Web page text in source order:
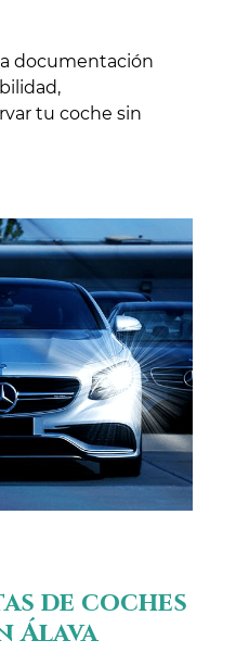
documentación
tu coche sin
de coches
Álava